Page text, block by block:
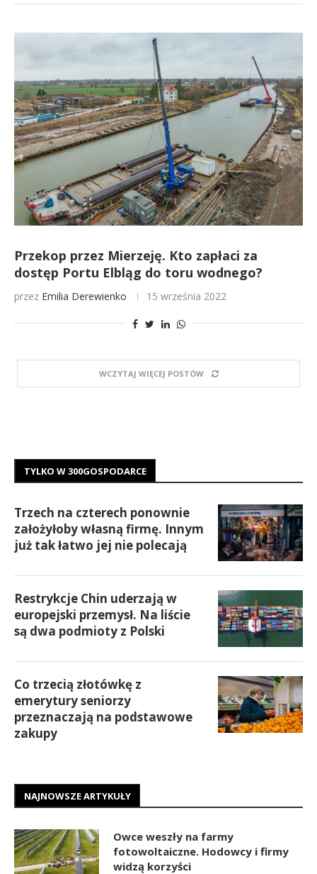
Przekop przez Mierzeję. Kto zapłaci za
dostęp Portu Elbląg do toru wodnego?
przez Emilia Derewienko 15 września 2022
WCZYTAJ WIĘCEJ POSTÓW
TYLKO W 300GOSPODARCE
Trzech na czterech ponownie
założyłoby własną firmę. Innym
już tak łatwo jej nie polecają
Restrykcje Chin uderzają w
europejski przemysł. Na liście
są dwa podmioty z Polski
Co trzecią złotówkę z
emerytury seniorzy
przeznaczają na podstawowe
zakupy
NAJNOWSZE ARTYKUŁY
Owce weszły na farmy
fotowoltaiczne. Hodowcy i firmy
widzą korzyści